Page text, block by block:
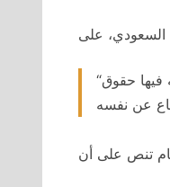
“المتهم بريء حتى تثبت إدانته في محاكمة قانونية تُجرى وفقاً للأحكام الشرعية والنظامية، وتُكفل له فيها حقوق